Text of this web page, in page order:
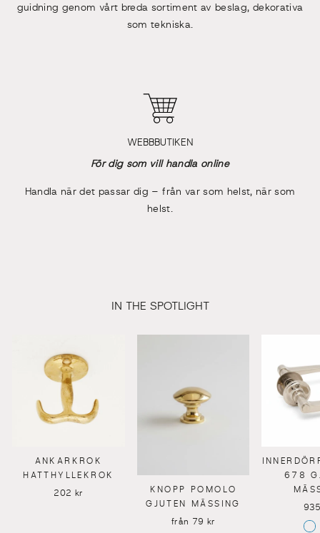
guidning genom vårt breda sortiment av beslag, dekorativa
som tekniska.
WEBBBUTIKEN
För dig som vill handla online
Handla när det passar dig – från var som helst, när som
helst.
IN THE SPOTLIGHT
ANKARKROK
HATTHYLLEKROK
202 kr
KNOPP POMOLO
GJUTEN MÄSSING
från 79 kr
678